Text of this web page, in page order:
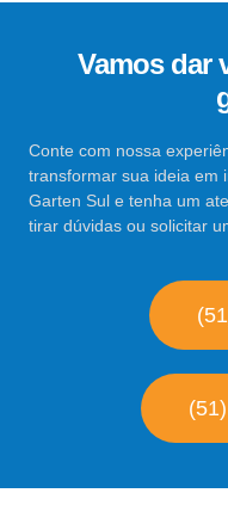
Vamos dar
Conte com nossa
transformar sua ideia em
Garten Sul e tenha um
tirar dúvidas ou solicitar